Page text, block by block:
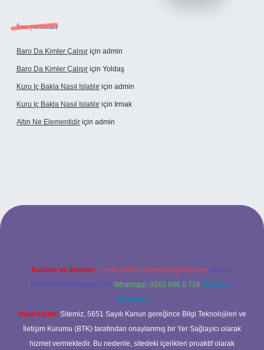
Son yorumlar
Baro Da Kimler Çalışır için admin
Baro Da Kimler Çalışır için Yoldaş
Kuru Iç Bakla Nasıl Islatılır için admin
Kuru Iç Bakla Nasıl Islatılır için Irmak
Altın Ne Elementidir için admin
güncel giriş
Reklam ve İletişim: E-mail: backlinkpaneli@gmail.com Teams:
forumhizmeti@gmail.com Whatsapp: 0262 606 0 726 Telegram:
@karabul
Yasal Uyarı: Sitemiz, 5651 Sayılı Kanun gereğince Bilgi Teknolojileri ve
İletişim Kurumu (BTK) tarafından onaylanmış bir Yer Sağlayıcı olarak
hizmet vermektedir. Bu nedenle, sitedeki içerikleri proaktif olarak